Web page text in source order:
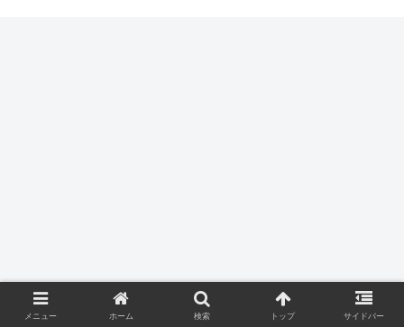
メニュー ホーム 検索 トップ サイドバー